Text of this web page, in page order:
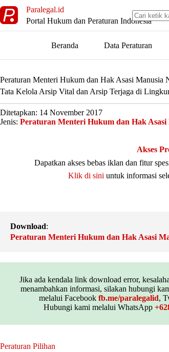
to
content
Paralegal.id
Portal Hukum dan Peraturan Indonesia
Beranda Data Peraturan
Peraturan Menteri Hukum dan Hak Asasi Manusia
Tata Kelola Arsip Vital dan Arsip Terjaga di
Ditetapkan: 14 November 2017
Jenis: Peraturan Menteri Hukum dan Hak Asasi
Akses
Dapatkan akses bebas iklan dan fitur
Klik di sini untuk informasi
Download:
Peraturan Menteri Hukum dan Hak Asasi
Jika ada kendala link download error,
menambahkan informasi, silakan hubungi
melalui Facebook fb.me/paralegalid,
Hubungi kami melalui WhatsApp
Peraturan Pilihan